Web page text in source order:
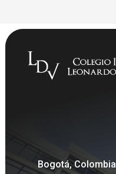
Bogotá, Colombia